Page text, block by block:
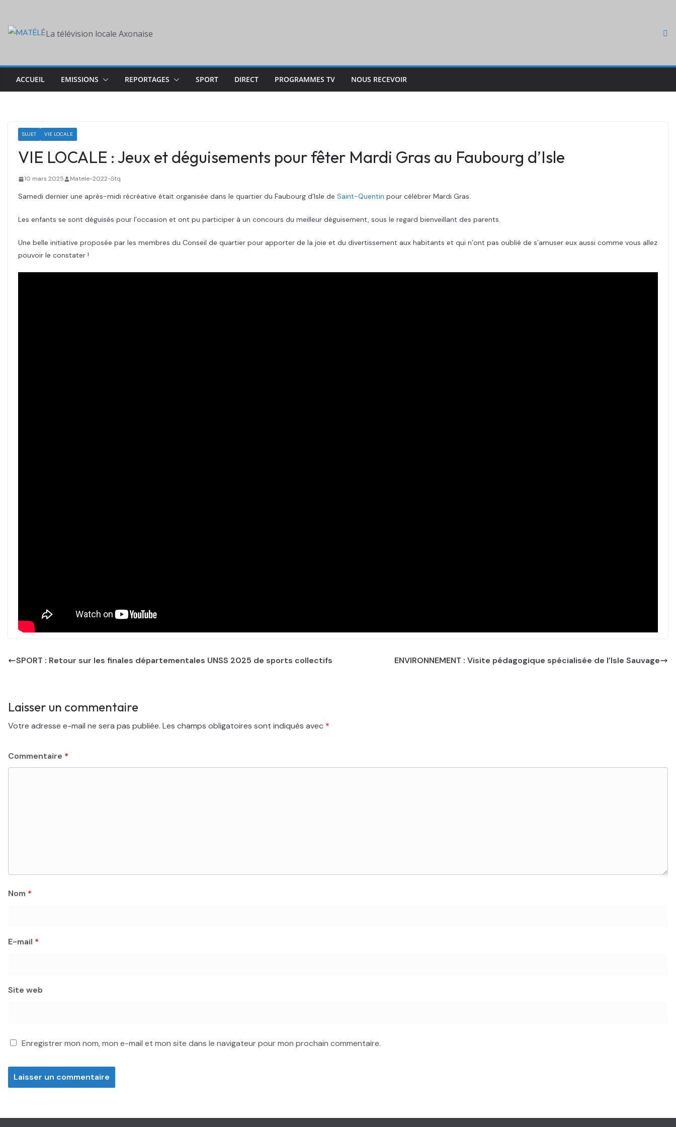
content
La télévision locale Axonaise
ACCUEIL EMISSIONS REPORTAGES SPORT DIRECT PROGRAMMES TV NOUS RECEVOIR
SUJET VIE LOCALE
VIE LOCALE : Jeux et déguisements pour fêter Mardi Gras au Faubourg d’Isle
10 mars 2025 Matele-2022-Stq
Samedi dernier une après-midi récréative était organisée dans le quartier du Faubourg d’Isle de Saint-Quentin pour célébrer Mardi Gras.
Les enfants se sont déguisés pour l’occasion et ont pu participer à un concours du meilleur déguisement, sous le regard bienveillant des parents.
Une belle initiative proposée par les membres du Conseil de quartier pour apporter de la joie et du divertissement aux habitants et qui n’ont pas oublié de s’amuser eux aussi comme vous allez
pouvoir le constater !
SPORT : Retour sur les finales départementales UNSS 2025 de sports collectifs ENVIRONNEMENT : Visite pédagogique spécialisée de l’Isle Sauvage
Laisser un commentaire
Votre adresse e-mail ne sera pas publiée. Les champs obligatoires sont indiqués avec *
Commentaire *
Nom *
E-mail *
Site web
Enregistrer mon nom, mon e-mail et mon site dans le navigateur pour mon prochain commentaire.